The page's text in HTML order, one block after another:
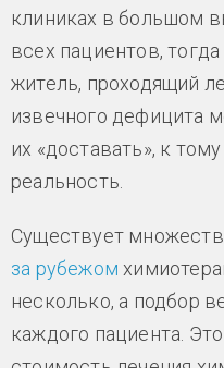
клиниках в большом
всех пациентов,
житель, проходящий
извечного дефицита
их «доставать», к
реальность.
Существует
за рубежом
несколько, а подбор
каждого пациента.